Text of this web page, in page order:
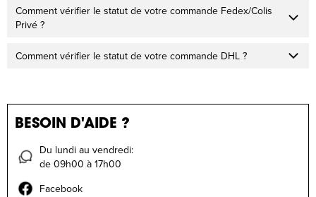
Comment vérifier le statut de votre commande Fedex/Colis
Privé ?
Comment vérifier le statut de votre commande DHL ?
BESOIN D'AIDE ?
Du lundi au vendredi:
de 09h00 à 17h00
Facebook